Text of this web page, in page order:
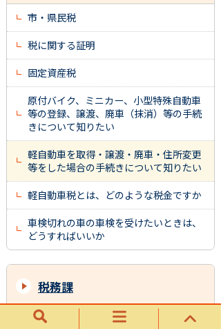
市・県民税
税に関する証明
固定資産税
原付バイク、ミニカー、小型特殊自動車
等の登録、譲渡、廃車（抹消）等の手続
きについて知りたい
軽自動車を取得・譲渡・廃車・住所変更
等をした場合の手続きについて知りたい
軽自動車税とは、どのような税金ですか
車検切れの車の車検を受けたいときは、
どうすればいいか
税務課
税